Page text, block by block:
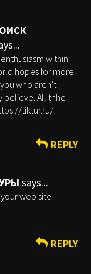
within
hopes for more
who aren't
believe. All thhe
tiktur.ru/
REPLY
says...
web site!
REPLY